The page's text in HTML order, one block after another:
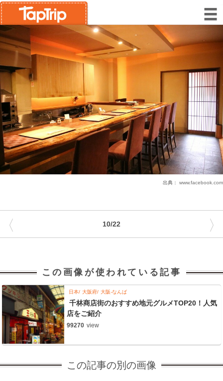
出典： www.facebook.com
10/22
〈 〉
この画像が使われている記事
日本 大阪府 大阪-なんば
千林商店街のおすすめ地元グルメTOP20！人気
店をご紹介
99270 view
この記事の別の画像